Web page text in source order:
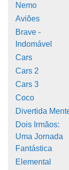
Nemo
Aviões
Brave -
Indomável
Cars
Cars 2
Cars 3
Coco
Divertida
Dois Irmãos:
Uma Jornada
Fantástica
Elemental